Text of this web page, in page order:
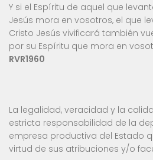
Y si el Espíritu de aquel que
Jesús mora en vosotros, el que
Cristo Jesús vivificará también
por su Espíritu que mora en
RVR1960
La legalidad, veracidad y la
estricta responsabilidad de la
empresa productiva del Estado
virtud de sus atribuciones y/o